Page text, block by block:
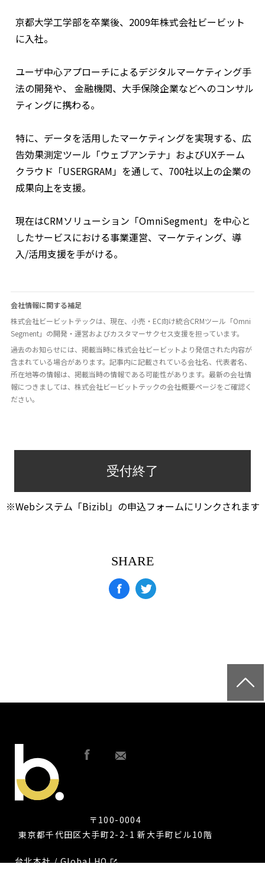
京都大学工学部を卒業後、2009年株式会社ビービット
に入社。
ユーザ中心アプローチによるデジタルマーケティング手
法の開発や、 金融機関、大手保険企業などへのコンサル
ティングに携わる。
特に、データを活用したマーケティングを実現する、広
告効果測定ツール「ウェブアンテナ」およびUXチーム
クラウド「USERGRAM」を通して、700社以上の企業の
成果向上を支援。
現在はCRMソリューション「OmniSegment」を中心と
したサービスにおける事業運営、マーケティング、導
入/活用支援を手がける。
会社情報に関する補足
株式会社ビービットテックは、現在、小売・EC向け統合CRMツール「Omni
Segment」の開発・運営およびカスタマーサクセス支援を担っています。
過去のお知らせには、掲載当時に株式会社ビービットより発信された内容が
含まれている場合があります。記事内に記載されている会社名、代表者名、
所在地等の情報は、掲載当時の情報である可能性があります。最新の会社情
報につきましては、株式会社ビービットテックの会社概要ページをご確認く
ださい。
受付終了
※Webシステム「Bizibl」の申込フォームにリンクされます
SHARE
〒100-0004
東京都千代田区大手町2-2-1 新大手町ビル10階
台北本社 / Global HQ